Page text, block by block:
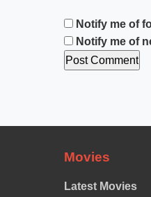
Notify me of
Notify me of
Movies
Latest Movies